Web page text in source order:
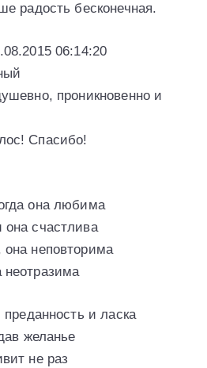
радость бесконечная.
06:14:20
проникновенно и
Спасибо!
она любима
счастлива
неповторима
и ласка
желанье
не раз